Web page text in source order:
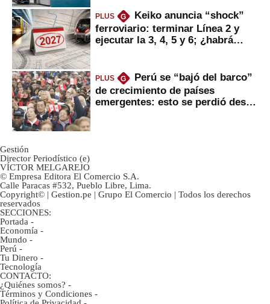
PLUS G
Keiko anuncia “shock”
ferroviario: terminar Línea 2 y
ejecutar la 3, 4, 5 y 6; ¿habrá
PLUS G
Perú se “bajó del barco”
de crecimiento de países
emergentes: esto se perdió desde
Gestión
Director Periodístico (e)
VÍCTOR MELGAREJO
© Empresa Editora El Comercio S.A.
Calle Paracas #532, Pueblo Libre, Lima.
Copyright© | Gestion.pe | Grupo El Comercio | Todos los derechos
reservados
SECCIONES:
Portada -
Economía -
Mundo -
Perú -
Tu Dinero -
Tecnología
CONTACTO:
¿Quiénes somos? -
Términos y Condiciones -